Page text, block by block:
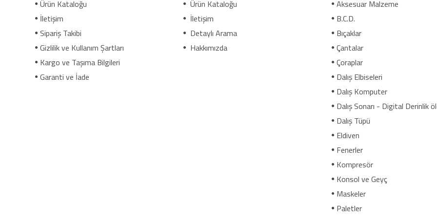
Ürün Kataloğu
İletişim
Sipariş Takibi
Gizlilik ve Kullanım Şartları
Kargo ve Taşıma Bilgileri
Garanti ve İade
Ürün Kataloğu
İletişim
Detaylı Arama
Hakkımızda
Aksesuar Malzeme
B.C.D.
Bıçaklar
Çantalar
Çoraplar
Dalış Elbiseleri
Dalış Komputer
Dalış Sonarı - Digital Derinlik
Dalış Tüpü
Eldiven
Fenerler
Kompresör
Konsol ve Geyç
Maskeler
Paletler